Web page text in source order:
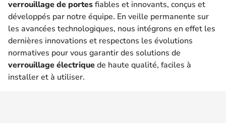
verrouillage de portesfiables et innovants, conçus et
développés par notre équipe. En veille permanente sur
les avancées technologiques, nous intégrons en effet les
dernières innovations et respectons les évolutions
normatives pour vous garantir des solutions de
verrouillage électriquede haute qualité, faciles à
installer et à utiliser.